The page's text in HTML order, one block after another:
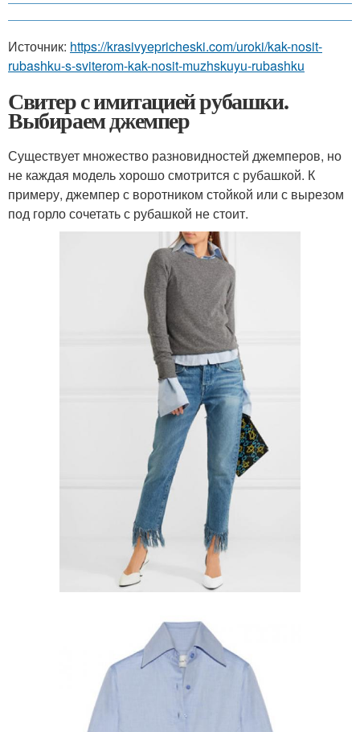
Источник: https://krasivyepricheski.com/uroki/kak-nosit-
rubashku-s-sviterom-kak-nosit-muzhskuyu-rubashku
Свитер с имитацией рубашки.
Выбираем джемпер
Существует множество разновидностей джемперов, но
не каждая модель хорошо смотрится с рубашкой. К
примеру, джемпер с воротником стойкой или с вырезом
под горло сочетать с рубашкой не стоит.